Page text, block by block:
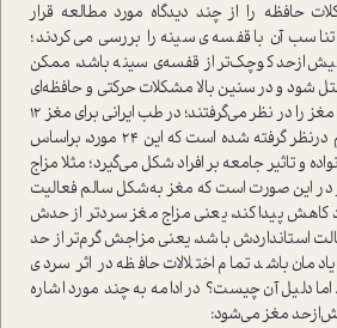
حافظه را از چند دیدگاه مورد مطالعه قرار
تناسب آن با قفسه‌ی سینه را بررسی می‌کردند؛
بیش‌ازحد کوچک‌تر از قفسه‌ی سینه باشد، ممکن
شود و در سنین بالا مشکلات حرکتی و حافظه‌ای
برای فرد ایجاد کند. دوم، مزاج مغز را در نظر می‌گرفتند؛ در طب ایرانی برای مغز 12
مزاج سالم و 12 مزاج ناسالم درنظر گرفته شده است که این 24 مورد، براساس
و تاثیر جامعه بر افراد شکل می‌گیرد؛ مثلا مزاج
در این صورت است که مغز به‌شکل سالم فعالیت
کاهش پیدا کند، یعنی مزاج مغز سردتر از حدش
استانداردش باشد، یعنی مزاجش گرم‌تر از حد
باشد تمام اختلالات حافظه در اثر سردی
اما دلیل آن چیست؟ در ادامه به چند مورد اشاره
مغز می‌شود: